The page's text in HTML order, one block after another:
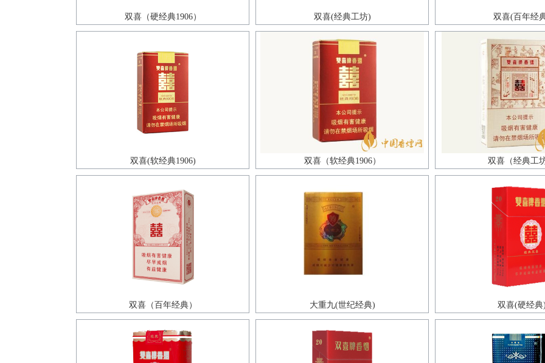
双喜（硬经典1906） 双喜(经典工坊) 双喜(百年经
双喜(软经典1906) 双喜（软经典1906） 双喜（经典工
双喜（百年经典） 大重九(世纪经典) 双喜(硬经典